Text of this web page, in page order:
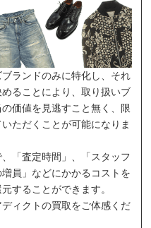
ランドのみに特化し、それ
ることにより、取り扱いブ
価値を見逃すこと無く、限
ただくことが可能になりま
「査定時間」、「スタッフ
員」などにかかるコストを
することができます。
ィクトの買取をご体感くだ